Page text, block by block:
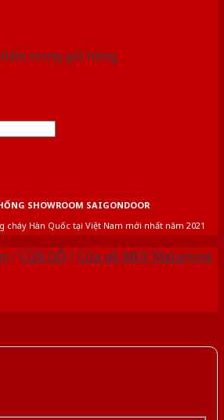
trong giỏ hàng.
SHOWROOM SAIGONDOOR
cháy Hàn Quốc tại Việt Nam mới nhất năm 2021
/CỬA GỖ /Cửa gỗ MDF Melamine